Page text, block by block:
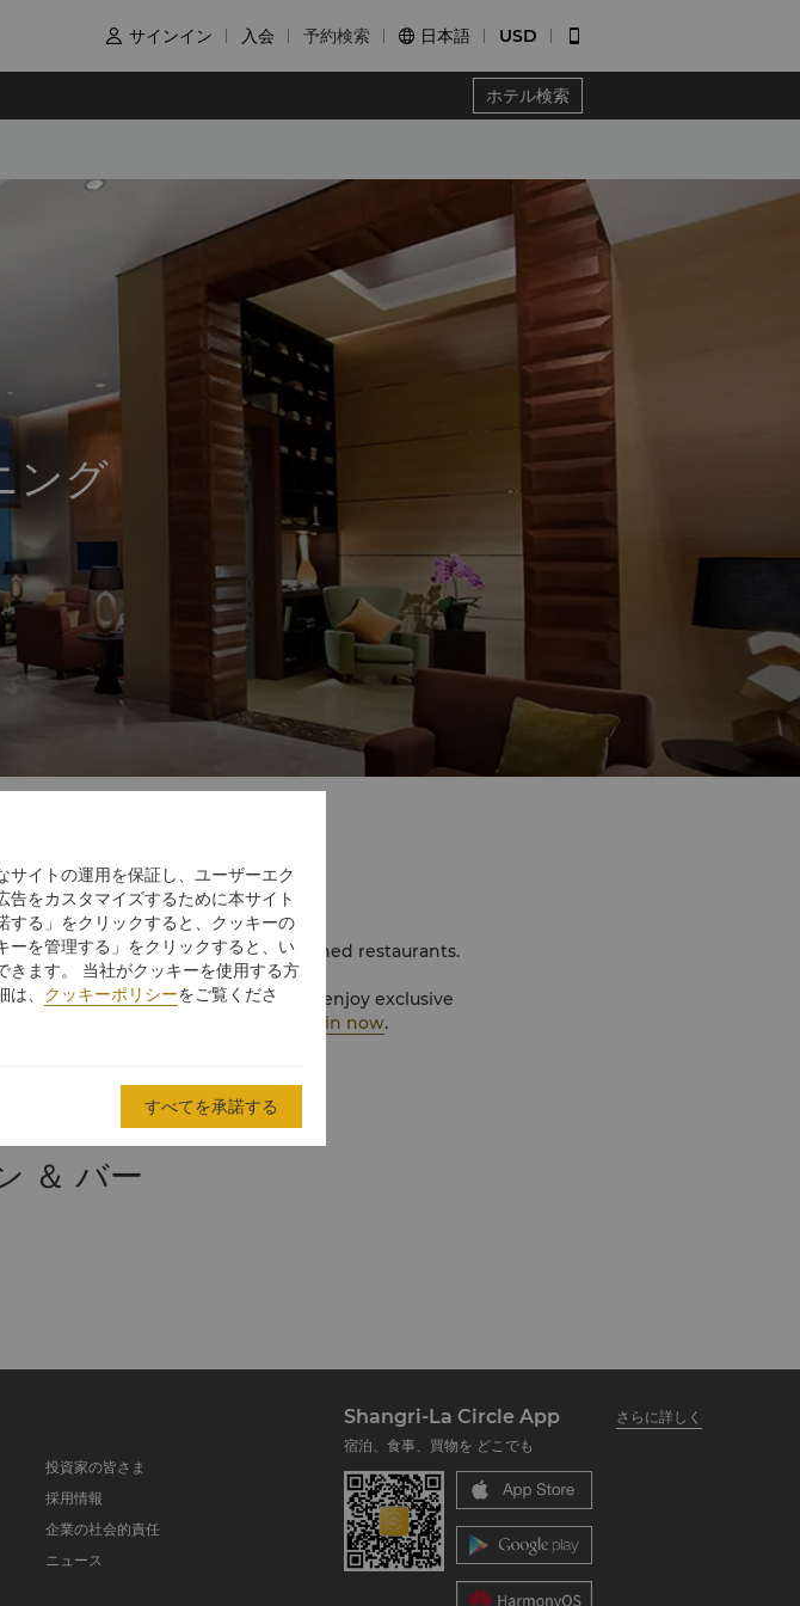
 サインイン 入会 予約検索  日本語 USD 
ホテル検索
ング
the world
of Shangri-La Jakarta’s renowned restaurants.
finest eateries.
Circle. Earn and redeem Points, and enjoy exclusive
value of 15 Points to US$1.
Join now.
＆ バー
投資家の皆さま
採用情報
企業の社会的責任
ニュース
Shangri-La Circle App
さらに詳しく
宿泊、食事、買物を どこでも
イトの運用を保証し、ユーザーエク
をカスタマイズするために本サイト
する」をクリックすると、クッキーの
ーを管理する」をクリックすると、い
きます。 当社がクッキーを使用する方
、 クッキーポリシーをご覧くださ
すべてを承諾する